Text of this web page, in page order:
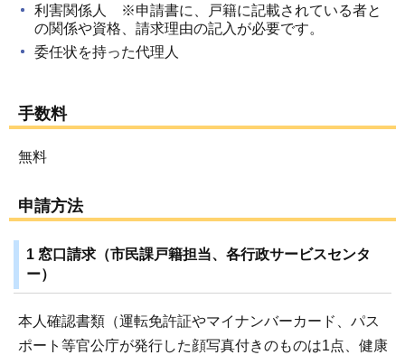
利害関係人 ※申請書に、戸籍に記載されている者と
の関係や資格、請求理由の記入が必要です。
委任状を持った代理人
手数料
無料
申請方法
1 窓口請求（市民課戸籍担当、各行政サービスセンタ
ー）
本人確認書類（運転免許証やマイナンバーカード、パス
ポート等官公庁が発行した顔写真付きのものは1点、健康